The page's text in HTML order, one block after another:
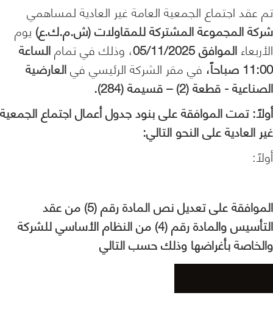
تم عقد اجتماع الجمعية العامة غير العادية لمساهمي
شركة المجموعة المشتركة للمقاولات (ش.م.ك.ع) يوم
الأربعاءالموافق 05/11/2025 ، وذلك في تمامالساعة
11:00 صباحاً،
في مقر الشركة الرئيسي فيالعارضية
الصناعية - قطعة (2) – قسيمة (284).
أولاً: تمت الموافقة على بنود جدول أعمال اجتماع الجمعية
غير العادية على النحو التالي:
أولاً:
الموافقة على تعديل نص المادة رقم (5) من عقد
التأسيس والمادة رقم (4) من النظام الأساسي للشركة
والخاصة بأغراضها وذلك حسب التالي